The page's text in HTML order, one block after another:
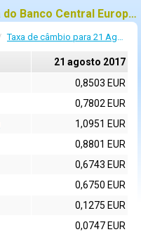
Taxas de câmbio de referência do Banco Central Europeu (BCE) para 21 agosto 2017
Taxa de câmbio para 21 Agosto 2017
21 agosto 2017
0,8503 EUR
0,7802 EUR
1,0951 EUR
0,8801 EUR
0,6743 EUR
0,6750 EUR
0,1275 EUR
0,0747 EUR